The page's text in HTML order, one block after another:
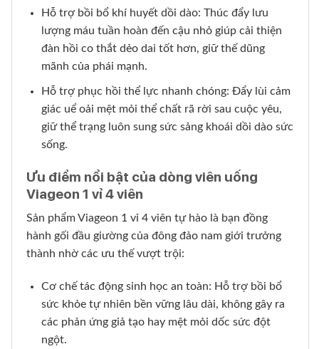
Hỗ trợ bồi bổ khí huyết dồi dào: Thúc đẩy lưu
lượng máu tuần hoàn đến cậu nhỏ giúp cải thiện
đàn hồi co thắt dẻo dai tốt hơn, giữ thế dũng
mãnh của phái mạnh.
Hỗ trợ phục hồi thể lực nhanh chóng: Đẩy lùi cảm
giác uể oải mệt mỏi thể chất rã rời sau cuộc yêu,
giữ thể trạng luôn sung sức sảng khoái dồi dào sức
sống.
Ưu điểm nổi bật của dòng viên uống
Viageon 1 vỉ 4 viên
Sản phẩm Viageon 1 vỉ 4 viên tự hào là bạn đồng
hành gối đầu giường của đông đảo nam giới trưởng
thành nhờ các ưu thế vượt trội:
Cơ chế tác động sinh học an toàn: Hỗ trợ bồi bổ
sức khỏe tự nhiên bền vững lâu dài, không gây ra
các phản ứng giả tạo hay mệt mỏi dốc sức đột
ngột.